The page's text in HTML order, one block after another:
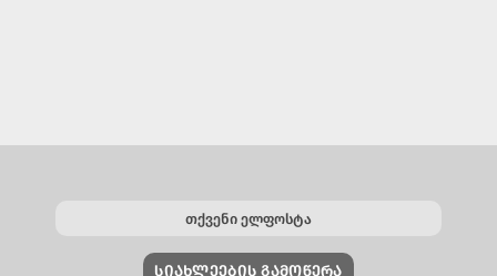
ᲡᲘᲐᲮᲚᲔᲔᲑᲘᲡ ᲒᲐᲛᲝᲬᲔᲠᲐ